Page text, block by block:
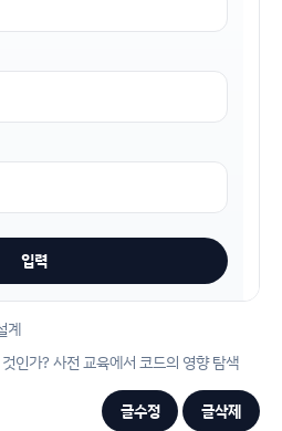
계
인가? 사전 교육에서 코드의 영향 탐색
글수정 글삭제